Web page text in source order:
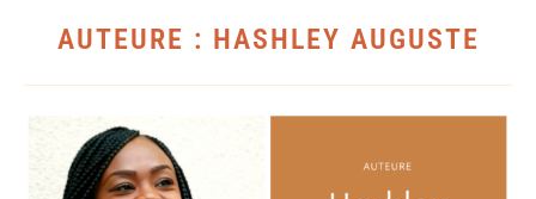
AUTEURE : HASHLEY AUGUSTE